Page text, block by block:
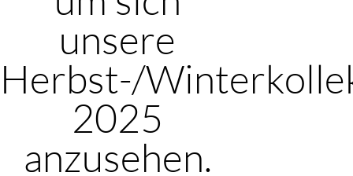
unsere
Herbst-/
2025
anzusehen.